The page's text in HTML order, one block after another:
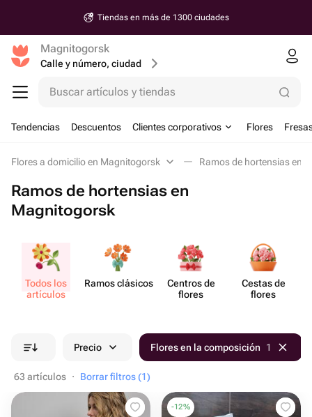
Tiendas en más de 1300 ciudades
Magnitogorsk
Calle y número, ciudad
Buscar artículos y tiendas
Tendencias Descuentos Clientes corporativos Flores
Flores a domicilio en Magnitogorsk Ramos de hortensias en
Ramos de hortensias en
Magnitogorsk
Todos los
artículos
Ramos clásicos
Centros de
flores
Cestas de
flores
Precio Flores en la composición 1
63 artículos · Borrar filtros (1)
-12%